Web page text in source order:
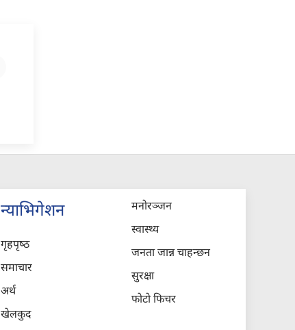
न्याभिगेशन
गृहपृष्‍ठ
समाचार
अर्थ
खेलकुद
मनोरञ्जन
स्वास्थ्य
जनता जान्न चाहन्छन
सुरक्षा
फोटो फिचर